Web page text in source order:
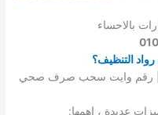
التنظيف؟
| رقم وايت سحب صرف صحي
عديدة ، اهمها: